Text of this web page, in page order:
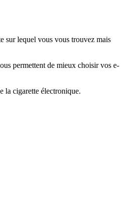
sur lequel vous vous trouvez mais
permettent de mieux choisir vos e-
la cigarette électronique.